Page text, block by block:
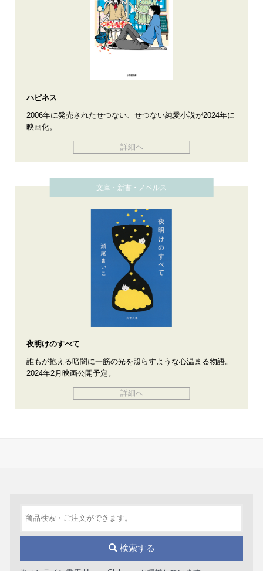
ハピネス
2006年に発売されたせつない、せつない純愛小説が2024年に
映画化。
詳細へ
文庫・新書・ノベルス
夜明けのすべて
誰もが抱える暗闇に一筋の光を照らすような心温まる物語。
2024年2月映画公開予定。
詳細へ
検索する